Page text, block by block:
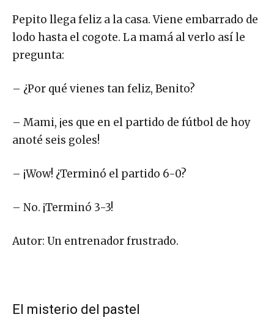
Pepito llega feliz a la casa. Viene embarrado de
lodo hasta el cogote. La mamá al verlo así le
pregunta:
– ¿Por qué vienes tan feliz, Benito?
– Mami, ¡es que en el partido de fútbol de hoy
anoté seis goles!
– ¡Wow! ¿Terminó el partido 6-0?
– No. ¡Terminó 3-3!
Autor: Un entrenador frustrado.
El misterio del pastel